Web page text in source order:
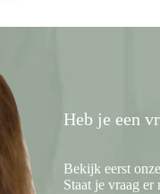
Heb je een
Bekijk eerst onze
Staat je vraag